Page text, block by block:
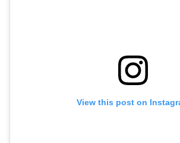
View this post on